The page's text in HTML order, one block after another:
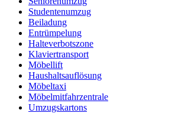
Studentenumzug
Beiladung
Entrümpelung
Halteverbotszone
Klaviertransport
Möbellift
Haushaltsauflösung
Möbeltaxi
Möbelmitfahrzentrale
Umzugskartons